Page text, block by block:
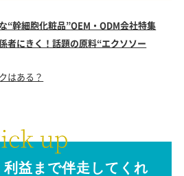
“幹細胞化粧品”OEM・ODM会社特集
者にきく！話題の原料“エクソソー
はある？
益まで伴走してくれ